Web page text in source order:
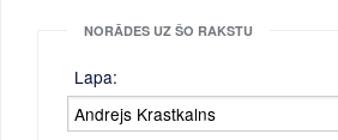
NORĀDES UZ ŠO RAKSTU
Lapa: